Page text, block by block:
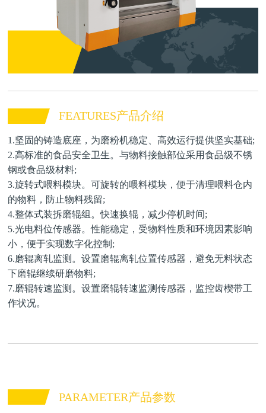
FEATURES产品介绍
1.坚固的铸造底座，为磨粉机稳定、高效运行提供坚实基础;
2.高标准的食品安全卫生。与物料接触部位采用食品级不锈
钢或食品级材料;
3.旋转式喂料模块。可旋转的喂料模块，便于清理喂料仓内
的物料，防止物料残留;
4.整体式装拆磨辊组。快速换辊，减少停机时间;
5.光电料位传感器。性能稳定，受物料性质和环境因素影响
小，便于实现数字化控制;
6.磨辊离轧监测。设置磨辊离轧位置传感器，避免无料状态
下磨辊继续研磨物料;
7.磨辊转速监测。设置磨辊转速监测传感器，监控齿楔带工
作状况。
PARAMETER产品参数